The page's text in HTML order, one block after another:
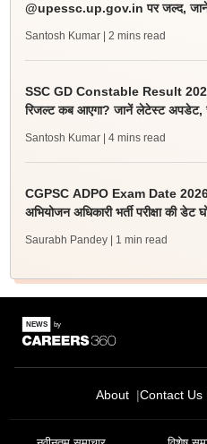
@upessc.up.gov.in पर जल्द, जानें
Santosh Kumar | 2 mins read
SSC GD Constable Result
रिजल्ट कब आएगा? जानें लेटेस्ट अपडेट,
Santosh Kumar | 4 mins read
CGPSC ADPO Exam Date
अभियोजन अधिकारी भर्ती परीक्षा की डेट
Saurabh Pandey | 1 min read
About Contact Us